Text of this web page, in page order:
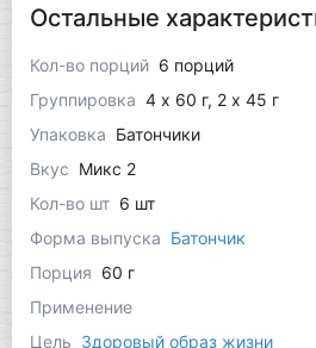
Остальные
Кол-во порций 6 порций
Группировка 4 x 60 г, 2 х 45 г
Упаковка Батончики
Вкус Микс 2
Кол-во шт 6 шт
Форма выпуска Батончик
Порция 60 г
Применение
Цель Здоровый образ жизни